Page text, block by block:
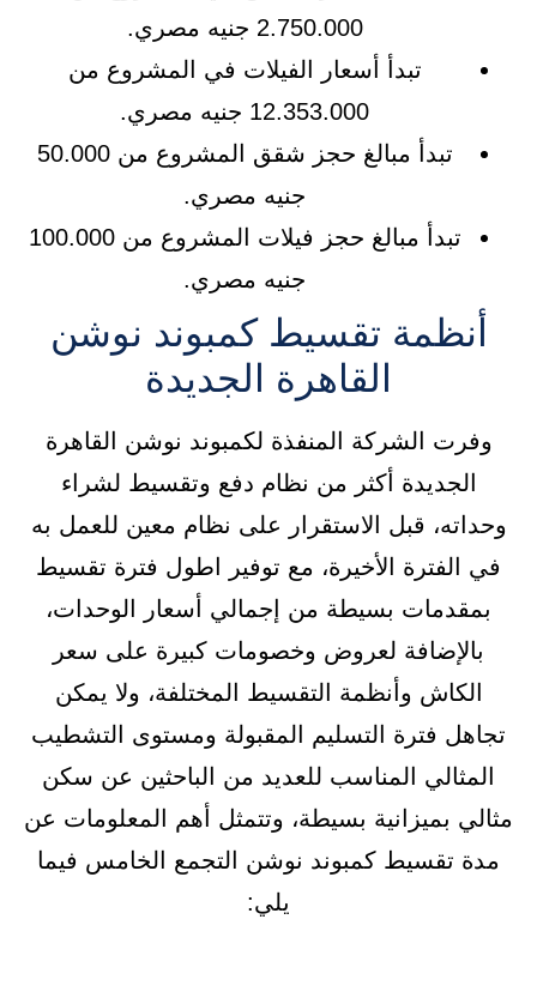
2.750.000 جنيه مصري.
تبدأ أسعار الفيلات في المشروع من
12.353.000 جنيه مصري.
تبدأ مبالغ حجز شقق المشروع من 50.000
جنيه مصري.
تبدأ مبالغ حجز فيلات المشروع من 100.000
جنيه مصري.
أنظمة تقسيط كمبوند نوشن
القاهرة الجديدة
وفرت الشركة المنفذة لكمبوند نوشن القاهرة
الجديدة أكثر من نظام دفع وتقسيط لشراء
وحداته، قبل الاستقرار على نظام معين للعمل به
في الفترة الأخيرة، مع توفير اطول فترة تقسيط
بمقدمات بسيطة من إجمالي أسعار الوحدات،
بالإضافة لعروض وخصومات كبيرة على سعر
الكاش وأنظمة التقسيط المختلفة، ولا يمكن
تجاهل فترة التسليم المقبولة ومستوى التشطيب
المثالي المناسب للعديد من الباحثين عن سكن
مثالي بميزانية بسيطة، وتتمثل أهم المعلومات عن
مدة تقسيط كمبوند نوشن التجمع الخامس فيما
يلي: